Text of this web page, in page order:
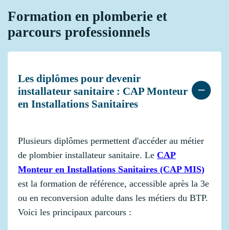
Formation en plomberie et
parcours professionnels
Les diplômes pour devenir
installateur sanitaire : CAP Monteur
en Installations Sanitaires
Plusieurs diplômes permettent d'accéder au métier
de plombier installateur sanitaire. Le CAP
Monteur en Installations Sanitaires (CAP MIS)
est la formation de référence, accessible après la 3e
ou en reconversion adulte dans les métiers du BTP.
Voici les principaux parcours :